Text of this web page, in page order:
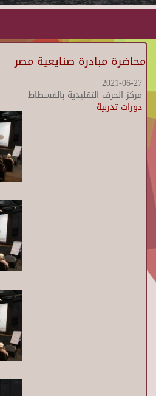
محاضرة مبادرة صنايعية مصر
2021-06-27
مركز الحرف التقليدية بالفسطاط
دورات تدربية